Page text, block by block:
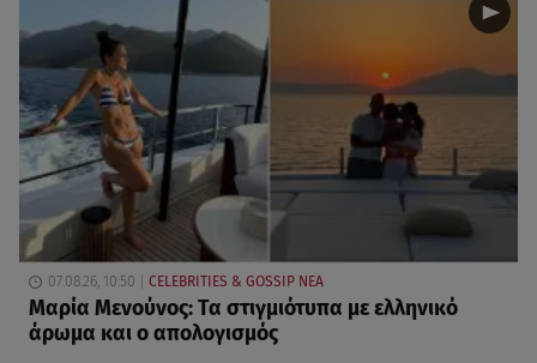
07.08.26, 10:50 CELEBRITIES & GOSSIP ΝΕΑ
Μαρία Μενούνος: Τα στιγμιότυπα με ελληνικό
άρωμα και ο απολογισμός